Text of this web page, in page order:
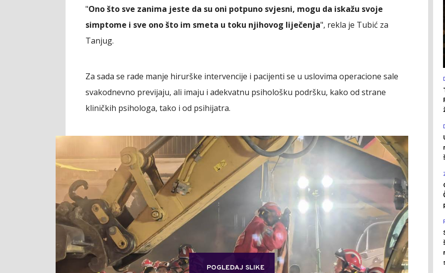
"Ono što sve zanima jeste da su oni potpuno svjesni, mogu da iskažu svoje
simptome i sve ono što im smeta u toku njihovog liječenja", rekla je Tubić za
Tanjug.
Za sada se rade manje hirurške intervencije i pacijenti se u uslovima operacione sale
svakodnevno previjaju, ali imaju i adekvatnu psihološku podršku, kako od strane
kliničkih psihologa, tako i od psihijatra.
POGLEDAJ SLIKE